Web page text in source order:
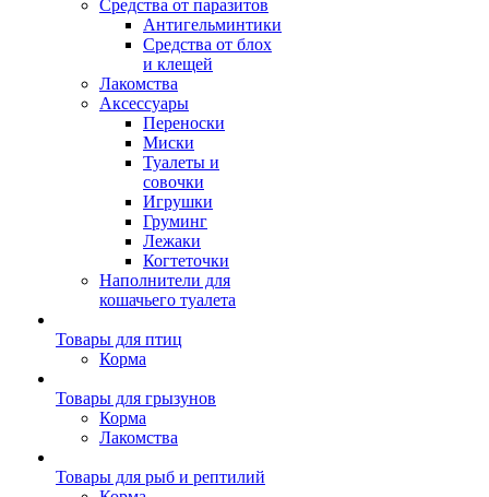
Средства от паразитов
Антигельминтики
Средства от блох
и клещей
Лакомства
Аксессуары
Переноски
Миски
Туалеты и
совочки
Игрушки
Груминг
Лежаки
Когтеточки
Наполнители для
кошачьего туалета
Товары для птиц
Корма
Товары для грызунов
Корма
Лакомства
Товары для рыб и рептилий